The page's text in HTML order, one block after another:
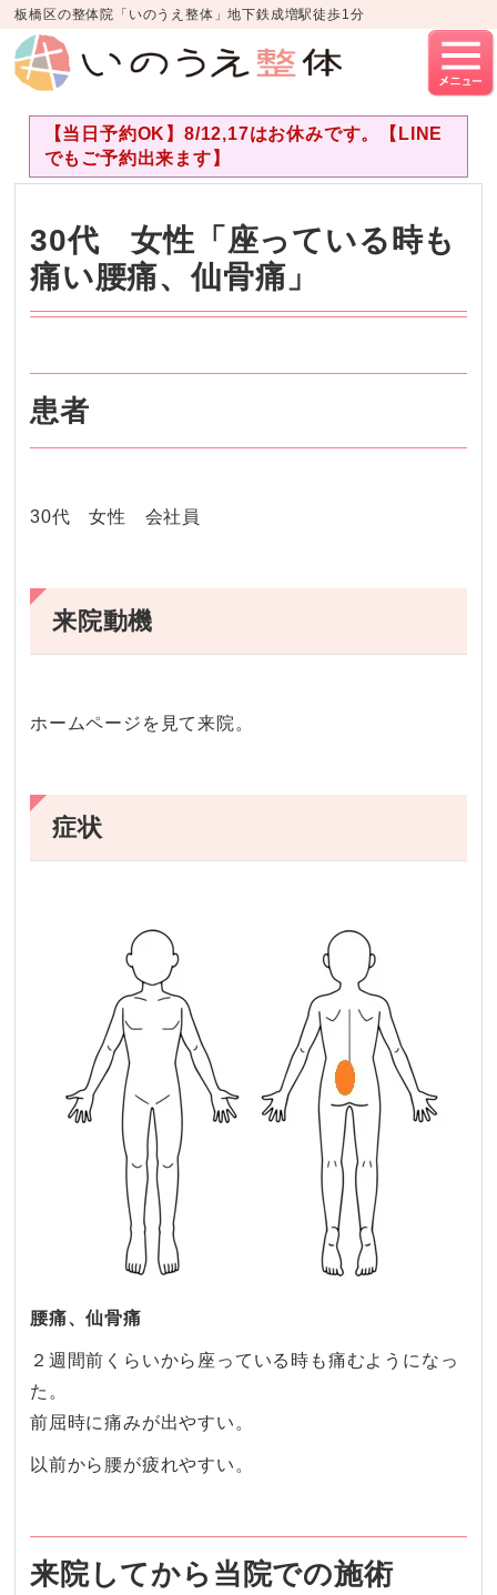
板橋区の整体院「いのうえ整体」地下鉄成増駅徒歩1分
【当日予約OK】8/12,17はお休みです。【LINE
でもご予約出来ます】
30代 女性「座っている時も
痛い腰痛、仙骨痛」
患者
30代 女性 会社員
来院動機
ホームページを見て来院。
症状
腰痛、仙骨痛
２週間前くらいから座っている時も痛むようになっ
た。
前屈時に痛みが出やすい。
以前から腰が疲れやすい。
来院してから当院での施術